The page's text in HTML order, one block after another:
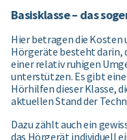
Basisklasse – das
Hier betragen die Kosten
Hörgeräte besteht darin,
einer relativ ruhigen
unterstützen. Es gibt
Hörhilfen dieser Klasse,
aktuellen Stand der
Dazu zählt auch ein
das Hörgerät individuell